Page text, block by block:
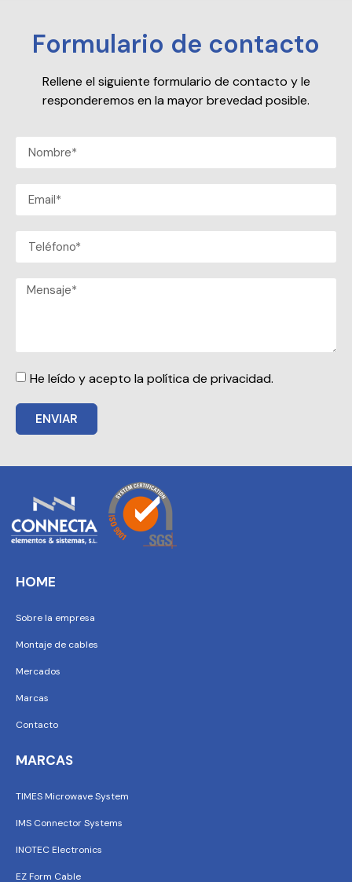
Formulario de contacto
Rellene el siguiente formulario de contacto y le
responderemos en la mayor brevedad posible.
He leído y acepto la política de privacidad.
ENVIAR
HOME
Sobre la empresa
Montaje de cables
Mercados
Marcas
Contacto
MARCAS
TIMES Microwave System
IMS Connector Systems
INOTEC Electronics
EZ Form Cable